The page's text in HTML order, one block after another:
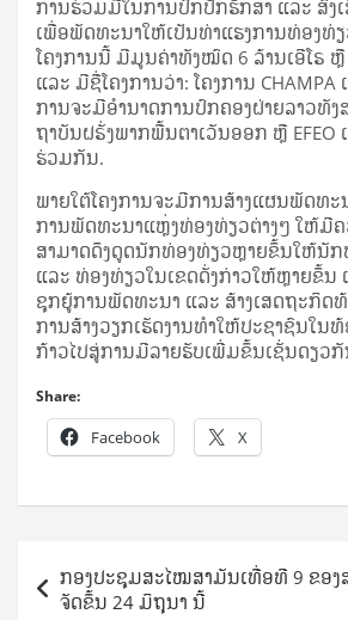
ການ​ຮ່ວມ​ມື​ໃນ​ການ​ປົກ​ປັກ​ຮັກ­ສາ ແລະ ສົ່ງ­
ເພື່ອ​ພັດ­ທະ­ນາ​ໃຫ້​ເປັນ​ທ່າ­ແຮງ​ການ­ທ່ອງ­ທ່
ໂຄງ­ການ​ນີ້ ມີ​ມູນ​ຄ່າ​ທັງ​ໝົດ 6 ລ້ານ​ເອີ​ໂຣ
ແລະ ມີ​ຊື່​ໂຄງ­ການ​ວ່າ: ໂຄງ­ການ CHAMPA
ການ​ຈະ​ມີ​ອຳ­ນາດ​ການ​ປົກ­ຄອງ​ຝ່າຍ​ລາວ​ທັງ​
ຖາ​ບັນ​ຝຣັ່ງ​ພາກ​ພື້ນ​ຕາ­ເວັນ​ອອກ ຫຼື EFEO
ຮ່ວມ​ກັນ.
ພາຍ​ໃຕ້​ໂຄງ­ການ​ຈະ​ມີ​ການ​ສ້າງ​ແຜນ​ພັດ­ທະ­
ການ​ພັດ­ທະ­ນາ​ແຫຼ່ງ​ທ່ອງ​ທ່ຽວ​ຕ່າງໆ ໃຫ້​ມີ​
ສາ­ມາດ​ດຶງ​ດູດ​ນັກ​ທ່ອງ​ທ່ຽວ​ຫຼາຍ​ຂຶ້ນ​ໃຫ້​ນັກ​
ແລະ ທ່ອງ​ທ່ຽວ​ໃນ​ເຂດ​ດັ່ງ­ກ່າວ​ໃຫ້​ຫຼາຍ​ຂຶ້ນ
ຊຸກ­ຍູ້​ການ​ພັດ­ທະ­ນາ ແລະ ສ້າງ​ເສດ­ຖະ­ກິດ​
ການ​ສ້າງ​ວຽກ​ເຮັດ​ງານ​ທຳ​ໃຫ້​ປະ­ຊາ­ຊົນ​ໃ
ກ້າວ​ໄປ​ສູ່​ການ​ມີ​ລາຍ​ຮັບ​ເພີ່ມ​ຂຶ້ນ​ເຊັ່ນ​ດຽວ​
Share:
Facebook X
navigation
ກອງປະຊຸມສະໄໝສາມັນເທື່ອທີ 9 ຂອງ
ຈັດຂຶ້ນ 24 ມິຖຸນາ ນີ້